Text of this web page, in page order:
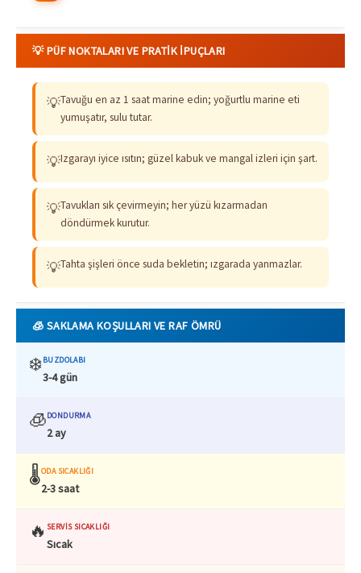
💡 PÜF NOKTALARI VE PRATIK İPUÇLARI
💡Tavuğu en az 1 saat marine edin; yoğurtlu marine eti
yumuşatır, sulu tutar.
💡Izgarayı iyice ısıtın; güzel kabuk ve mangal izleri için şart.
💡Tavukları sık çevirmeyin; her yüzü kızarmadan
döndürmek kurutur.
💡Tahta şişleri önce suda bekletin; ızgarada yanmazlar.
🧊 SAKLAMA KOŞULLARI VE RAF ÖMRÜ
❄️BUZDOLABI
3-4 gün
🧊DONDURMA
2 ay
🌡️ODA SICAKLIĞI
2-3 saat
🔥 SERVIS SICAKLIĞI
Sıcak